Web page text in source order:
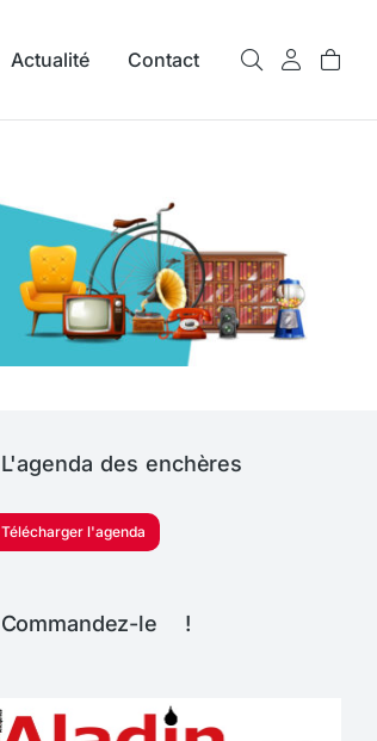
Actualité Contact
L'agenda des enchères
Télécharger l'agenda
Commandez-le !